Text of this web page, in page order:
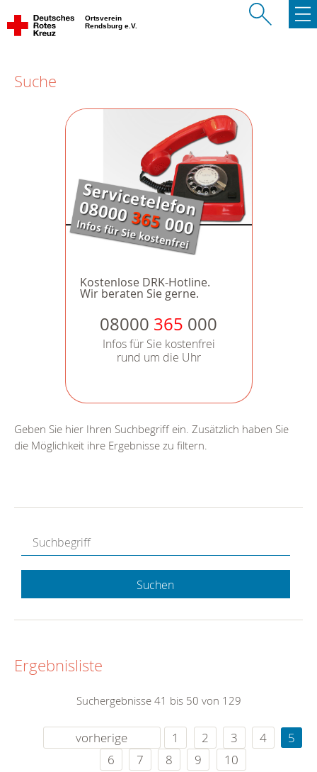
Ortsverein
Rendsburg e.V.
Suche
Kostenlose DRK-Hotline.
Wir beraten Sie gerne.
08000 365 000
Infos für Sie kostenfrei
rund um die Uhr
Geben Sie hier Ihren Suchbegriff ein. Zusätzlich haben Sie
die Möglichkeit ihre Ergebnisse zu filtern.
Suchen
Ergebnisliste
Suchergebnisse 41 bis 50 von 129
vorherige 1 2 3 4
5
6
7 8 9
10